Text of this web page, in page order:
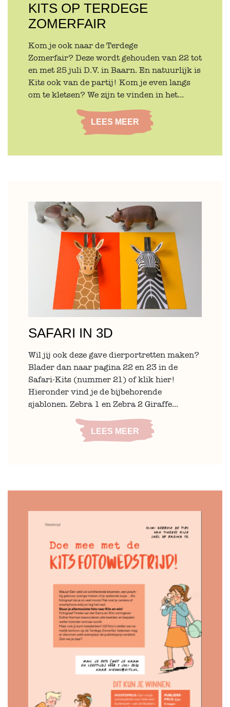
KITS OP TERDEGE
ZOMERFAIR
Kom je ook naar de Terdege
Zomerfair? Deze wordt gehouden van 22 tot
en met 25 juli D.V. in Baarn. En natuurlijk is
Kits ook van de partij! Kom je even langs
om te kletsen? We zijn te vinden in het...
LEES MEER
SAFARI IN 3D
Wil jij ook deze gave dierportretten maken?
Blader dan naar pagina 22 en 23 in de
Safari-Kits (nummer 21) of klik hier!
Hieronder vind je de bijbehorende
sjablonen. Zebra 1 en Zebra 2 Giraffe...
LEES MEER